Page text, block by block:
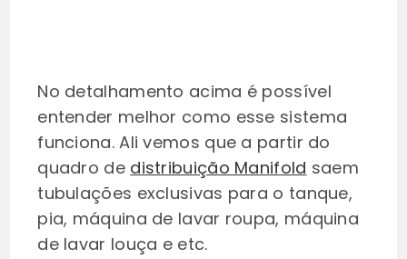
No detalhamento acima é possível
entender melhor como esse sistema
funciona. Ali vemos que a partir do
quadro de distribuição Manifold saem
tubulações exclusivas para o tanque,
pia, máquina de lavar roupa, máquina
de lavar louça e etc.